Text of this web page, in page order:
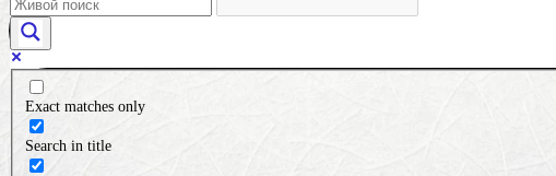
Exact matches only
Search in title